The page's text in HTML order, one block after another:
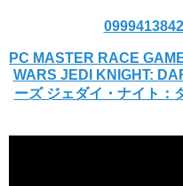
PC MASTER RACE
WARS JEDI KNIGHT:
ーズ ジェダイ・ナイト：